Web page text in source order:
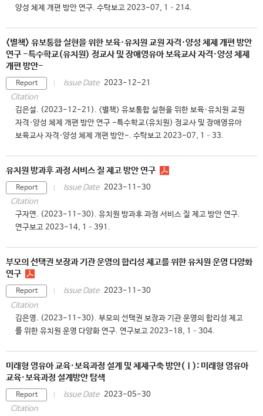
양성 체제 개편 방안 연구. 수탁보고 2023-07, 1–214.
<별책> 유보통합 실현을 위한 보육·유치원 교원 자격·양성 체제 개편 방안
연구 -특수학교(유치원) 정교사 및 장애영유아 보육교사 자격·양성 체제
개편 방안-
Report Issue Date 2023-12-21
Citation
김은설. (2023-12-21). <별책> 유보통합 실현을 위한 보육·유치원 교원
자격·양성 체제 개편 방안 연구 -특수학교(유치원) 정교사 및 장애영유아
보육교사 자격·양성 체제 개편 방안-. 수탁보고 2023-07, 1–33.
유치원 방과후 과정 서비스 질 제고 방안 연구
Report Issue Date 2023-11-30
Citation
구자연. (2023-11-30). 유치원 방과후 과정 서비스 질 제고 방안 연구.
연구보고 2023-14, 1–391.
부모의 선택권 보장과 기관 운영의 합리성 제고를 위한 유치원 운영 다양화
연구
Report Issue Date 2023-11-30
Citation
김은영. (2023-11-30). 부모의 선택권 보장과 기관 운영의 합리성 제고
를 위한 유치원 운영 다양화 연구. 연구보고 2023-18, 1–304.
미래형 영유아 교육·보육과정 설계 및 체제구축 방안(Ⅰ): 미래형 영유아
교육·보육과정 설계방안 탐색
Report Issue Date 2023-05-30
Citation